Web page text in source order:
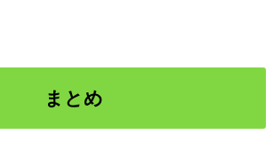
まとめ